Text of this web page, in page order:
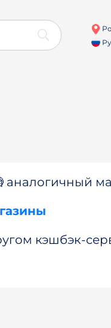
аналогичный
кэшбэк-